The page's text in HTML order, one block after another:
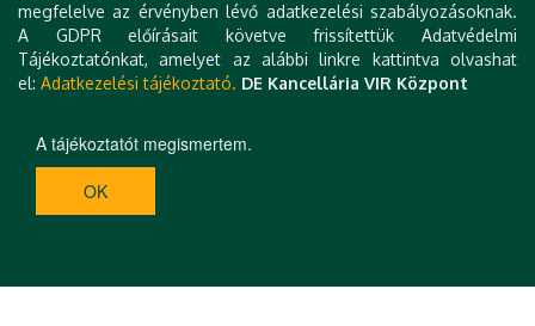
megfelelve az érvényben lévő adatkezelési szabályozásoknak.
A GDPR előírásait követve frissítettük Adatvédelmi
Tájékoztatónkat, amelyet az alábbi linkre kattintva olvashat
el: Adatkezelési tájékoztató. DE Kancellária VIR Központ
A tájékoztatót megismertem.
OK